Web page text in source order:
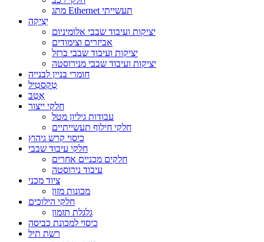
מתג Ethernet תעשייתי
יְצִיקָה
יציקות ועיבוד שבבי אלומיניום
אביזרים וצימודים
יציקות ועיבוד שבבי ברזל
יציקות ועיבוד שבבי מנירוסטה
חומרי בניין לבנייה
טֶקסטִיל
אֶטֶב
חלקי ייצור
עבודות גיליון מטל
חלקי חילוף תעשייתיים
כיסוי קרש גיהוץ
חלקי עיבוד שבבי
חלקים מכניים אחרים
עיבוד נירוסטה
ציוד מכני
מכונות מזון
חלקי הילוכים
גלגלת תזמון
כיסוי למכונת כביסה
רשת תיל